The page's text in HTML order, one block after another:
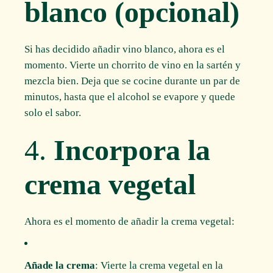
blanco (opcional)
Si has decidido añadir vino blanco, ahora es el
momento. Vierte un chorrito de vino en la sartén y
mezcla bien. Deja que se cocine durante un par de
minutos, hasta que el alcohol se evapore y quede
solo el sabor.
4. Incorpora la
crema vegetal
Ahora es el momento de añadir la crema vegetal:
Añade la crema: Vierte la crema vegetal en la